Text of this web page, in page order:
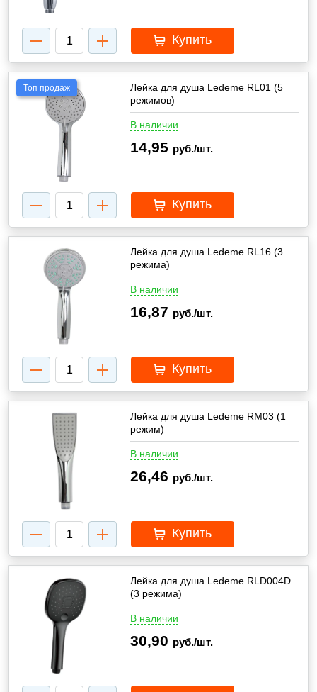
Купить
Топ продаж
Лейка для душа Ledeme RL01 (5
режимов)
В наличии
14,95 руб./шт.
Купить
Лейка для душа Ledeme RL16 (3
режима)
В наличии
16,87 руб./шт.
Купить
Лейка для душа Ledeme RМ03 (1
режим)
В наличии
26,46 руб./шт.
Купить
Лейка для душа Ledeme RLD004D
(3 режима)
В наличии
30,90 руб./шт.